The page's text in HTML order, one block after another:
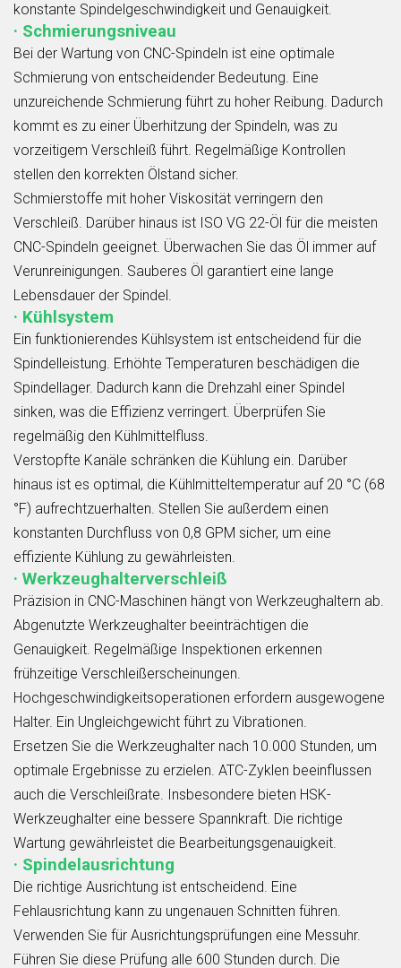
konstante Spindelgeschwindigkeit und Genauigkeit.
· Schmierungsniveau
Bei der Wartung von CNC-Spindeln ist eine optimale
Schmierung von entscheidender Bedeutung. Eine
unzureichende Schmierung führt zu hoher Reibung. Dadurch
kommt es zu einer Überhitzung der Spindeln, was zu
vorzeitigem Verschleiß führt. Regelmäßige Kontrollen
stellen den korrekten Ölstand sicher.
Schmierstoffe mit hoher Viskosität verringern den
Verschleiß. Darüber hinaus ist ISO VG 22-Öl für die meisten
CNC-Spindeln geeignet. Überwachen Sie das Öl immer auf
Verunreinigungen. Sauberes Öl garantiert eine lange
Lebensdauer der Spindel.
· Kühlsystem
Ein funktionierendes Kühlsystem ist entscheidend für die
Spindelleistung. Erhöhte Temperaturen beschädigen die
Spindellager. Dadurch kann die Drehzahl einer Spindel
sinken, was die Effizienz verringert. Überprüfen Sie
regelmäßig den Kühlmittelfluss.
Verstopfte Kanäle schränken die Kühlung ein. Darüber
hinaus ist es optimal, die Kühlmitteltemperatur auf 20 °C (68
°F) aufrechtzuerhalten. Stellen Sie außerdem einen
konstanten Durchfluss von 0,8 GPM sicher, um eine
effiziente Kühlung zu gewährleisten.
· Werkzeughalterverschleiß
Präzision in CNC-Maschinen hängt von Werkzeughaltern ab.
Abgenutzte Werkzeughalter beeinträchtigen die
Genauigkeit. Regelmäßige Inspektionen erkennen
frühzeitige Verschleißerscheinungen.
Hochgeschwindigkeitsoperationen erfordern ausgewogene
Halter. Ein Ungleichgewicht führt zu Vibrationen.
Ersetzen Sie die Werkzeughalter nach 10.000 Stunden, um
optimale Ergebnisse zu erzielen. ATC-Zyklen beeinflussen
auch die Verschleißrate. Insbesondere bieten HSK-
Werkzeughalter eine bessere Spannkraft. Die richtige
Wartung gewährleistet die Bearbeitungsgenauigkeit.
· Spindelausrichtung
Die richtige Ausrichtung ist entscheidend. Eine
Fehlausrichtung kann zu ungenauen Schnitten führen.
Verwenden Sie für Ausrichtungsprüfungen eine Messuhr.
Führen Sie diese Prüfung alle 600 Stunden durch. Die